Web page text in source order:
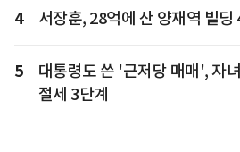
4 서장훈, 28억에 산 양재역 빌딩
5
대통령도 쓴 '근저당 매매', 자
절세 3단계